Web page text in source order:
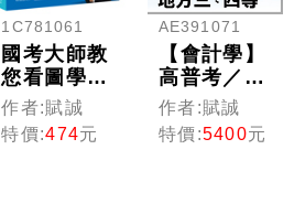
1C781061
國考大師教
您看圖學會
成本與管理
會計(含概
要)
作者:賦誠
特價:474元
AE391071
【會計學】
高普考／地
方特考 (光
碟版函授)
作者:賦誠
特價:5400元